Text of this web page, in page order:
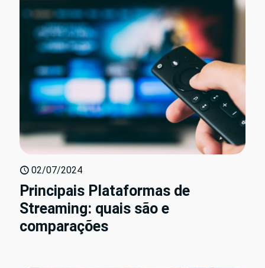
02/07/2024
Principais Plataformas de
Streaming: quais são e
comparações